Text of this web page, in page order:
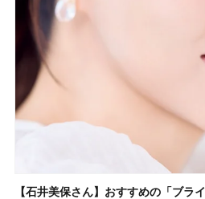
【石井美保さん】おすすめの「ブラ